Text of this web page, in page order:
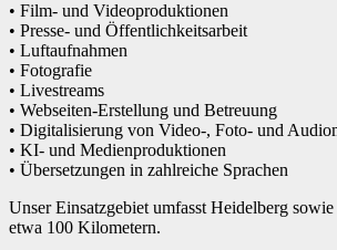
• Film- und Videoproduktionen
• Presse- und Öffentlichkeitsarbeit
• Luftaufnahmen
• Fotografie
• Livestreams
• Webseiten-Erstellung und Betreuung
• Digitalisierung von Video-, Foto- und
• KI- und Medienproduktionen
• Übersetzungen in zahlreiche Sprachen
Unser Einsatzgebiet umfasst Heidelberg
etwa 100 Kilometern.